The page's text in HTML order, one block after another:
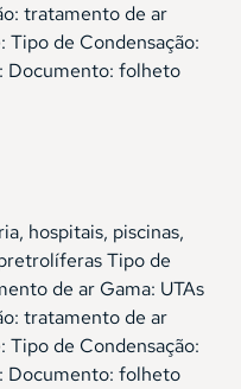
tratamento de ar
de Condensação:
Documento: folheto
hospitais, piscinas,
Tipo de
de ar Gama: UTAs
tratamento de ar
de Condensação:
Documento: folheto